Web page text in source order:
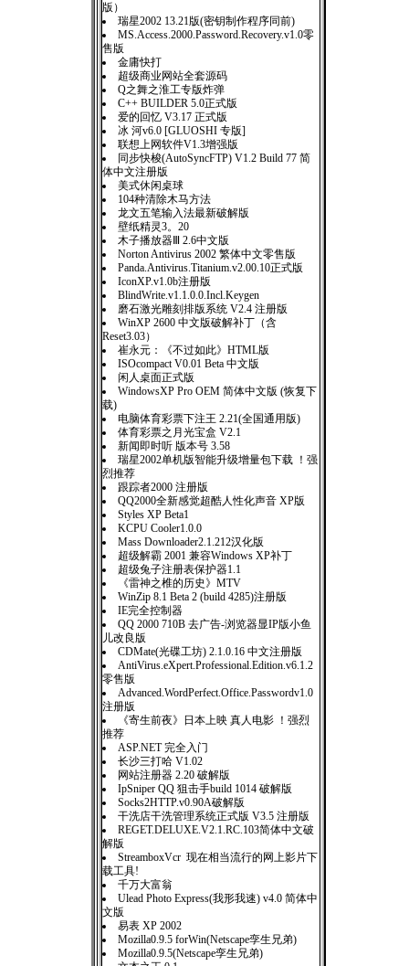
版）
瑞星2002 13.21版(密钥制作程序同前)
MS.Access.2000.Password.Recovery.v1.0零
售版
金庸快打
超级商业网站全套源码
Q之舞之淮工专版炸弹
C++ BUILDER 5.0正式版
爱的回忆 V3.17 正式版
冰 河v6.0 [GLUOSHI 专版]
联想上网软件V1.3增强版
同步快梭(AutoSyncFTP) V1.2 Build 77 简
体中文注册版
美式休闲桌球
104种清除木马方法
龙文五笔输入法最新破解版
壁纸精灵3。20
木子播放器Ⅲ 2.6中文版
Norton Antivirus 2002 繁体中文零售版
Panda.Antivirus.Titanium.v2.00.10正式版
IconXP.v1.0b注册版
BlindWrite.v1.1.0.0.Incl.Keygen
磨石激光雕刻排版系统 V2.4 注册版
WinXP 2600 中文版破解补丁（含
Reset3.03）
崔永元：《不过如此》HTML版
ISOcompact V0.01 Beta 中文版
闲人桌面正式版
WindowsXP Pro OEM 简体中文版 (恢复下
载)
电脑体育彩票下注王 2.21(全国通用版)
体育彩票之月光宝盒 V2.1
新闻即时听 版本号 3.58
瑞星2002单机版智能升级增量包下载 ！强
烈推荐
跟踪者2000 注册版
QQ2000全新感觉超酷人性化声音 XP版
Styles XP Beta1
KCPU Cooler1.0.0
Mass Downloader2.1.212汉化版
超级解霸 2001 兼容Windows XP补丁
超级兔子注册表保护器1.1
《雷神之椎的历史》MTV
WinZip 8.1 Beta 2 (build 4285)注册版
IE完全控制器
QQ 2000 710B 去广告-浏览器显IP版小鱼
儿改良版
CDMate(光碟工坊) 2.1.0.16 中文注册版
AntiVirus.eXpert.Professional.Edition.v6.1.2
零售版
Advanced.WordPerfect.Office.Passwordv1.0
注册版
《寄生前夜》日本上映 真人电影 ！强烈
推荐
ASP.NET 完全入门
长沙三打哈 V1.02
网站注册器 2.20 破解版
IpSniper QQ 狙击手build 1014 破解版
Socks2HTTP.v0.90A破解版
干洗店干洗管理系统正式版 V3.5 注册版
REGET.DELUXE.V2.1.RC.103简体中文破
解版
StreamboxVcr 现在相当流行的网上影片下
载工具!
千万大富翁
Ulead Photo Express(我形我速) v4.0 简体中
文版
易表 XP 2002
Mozilla0.9.5 forWin(Netscape孪生兄弟)
Mozilla0.9.5(Netscape孪生兄弟)